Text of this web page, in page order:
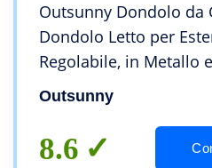
Outsunny Dondolo da
Dondolo Letto per
Regolabile, in Metallo
Outsunny
8.6